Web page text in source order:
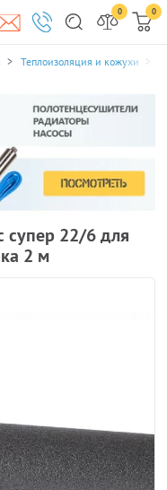
0 0
Теплоизоляция и кожухи
супер 22/6 для
2 м